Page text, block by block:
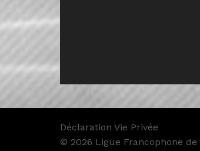
Déclaration Vie Privée
© 2026 Ligue Francophone